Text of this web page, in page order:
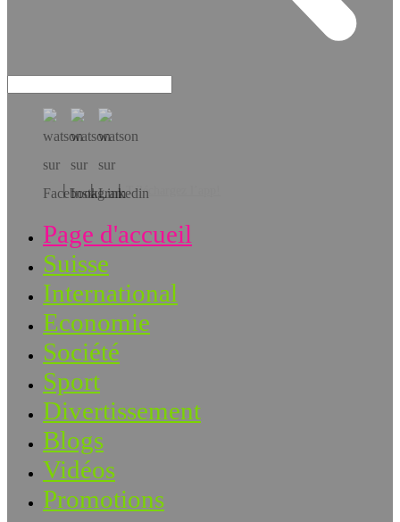
Téléchargez l’app!
Page d'accueil
Suisse
International
Economie
Société
Sport
Divertissement
Blogs
Vidéos
Promotions